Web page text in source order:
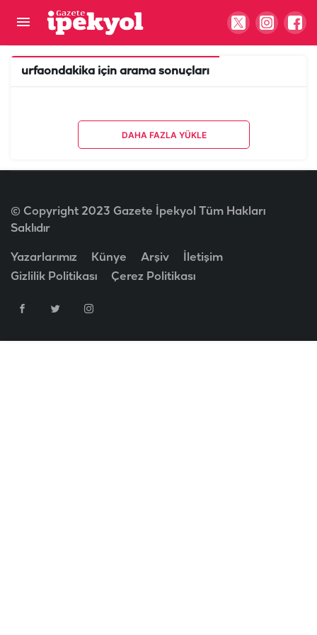
urfaondakika için arama sonuçları
DAHA FAZLA YÜKLE
© Copyright 2023 Gazete İpekyol Tüm Hakları
Saklıdır
Yazarlarımız Künye Arşiv
İletişim
Gizlilik Politikası
Çerez Politikası